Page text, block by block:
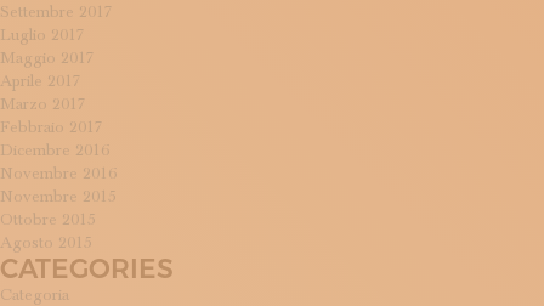
Settembre 2017
Luglio 2017
Maggio 2017
Aprile 2017
Marzo 2017
Febbraio 2017
Dicembre 2016
Novembre 2016
Novembre 2015
Ottobre 2015
Agosto 2015
CATEGORIES
Categoria